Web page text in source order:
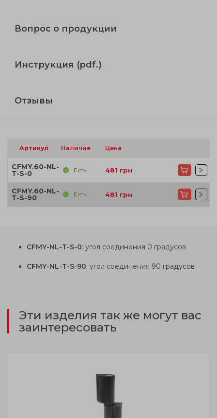
Вопрос о продукции
Инструкция (pdf.)
Отзывы
Артикул Наличие Цена
CFMY.60-NL-
T-S-0 Есть 481 грн
CFMY.60-NL-
T-S-90 Есть 481 грн
CFMY-NL-T-S-0: угол соединения 0 градусов
CFMY-NL-T-S-90: угол соединения 90 градусов
Эти изделия так же могут вас
заинтересовать